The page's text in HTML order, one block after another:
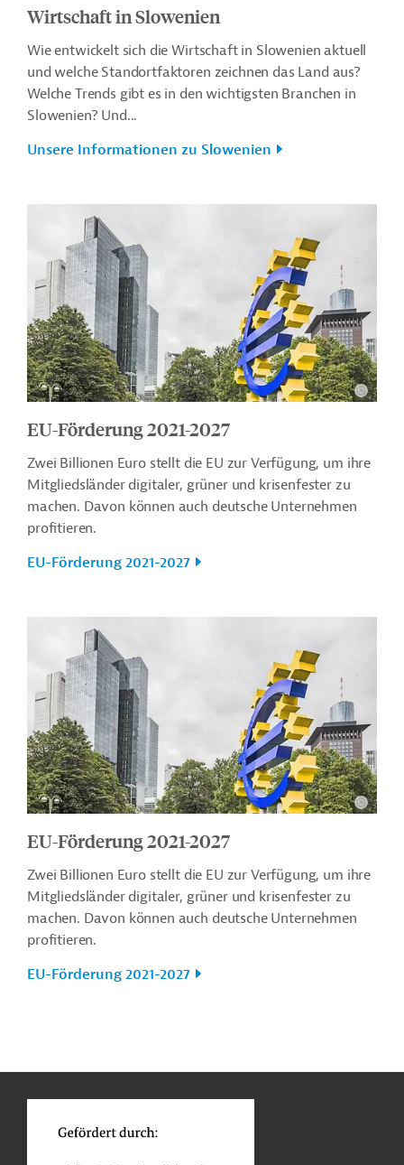
Wirtschaft in Slowenien
Wie entwickelt sich die Wirtschaft in Slowenien aktuell
und welche Standortfaktoren zeichnen das Land aus?
Welche Trends gibt es in den wichtigsten Branchen in
Slowenien? Und...
Unsere Informationen zu Slowenien
EU-Förderung 2021-2027
Zwei Billionen Euro stellt die EU zur Verfügung, um ihre
Mitgliedsländer digitaler, grüner und krisenfester zu
machen. Davon können auch deutsche Unternehmen
profitieren.
EU-Förderung 2021-2027
EU-Förderung 2021-2027
Zwei Billionen Euro stellt die EU zur Verfügung, um ihre
Mitgliedsländer digitaler, grüner und krisenfester zu
machen. Davon können auch deutsche Unternehmen
profitieren.
EU-Förderung 2021-2027